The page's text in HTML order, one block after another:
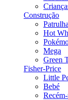
Construção
Hot
Mega
Green
Fisher-Price
Little
Bebé